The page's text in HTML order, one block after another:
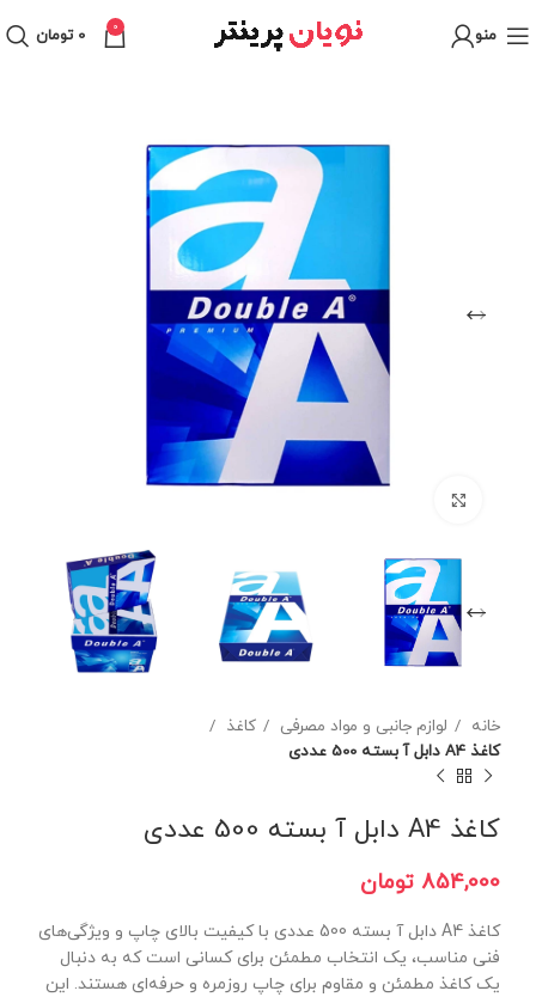
منو 0
0 تومان
خانه لوازم جانبی و مواد مصرفی
کاغذ
کاغذ A4 دابل آ بسته 500 عددی
کاغذ A4 دابل آ بسته 500 عددی
تومان
کاغذ A4 دابل آ بسته 500 عددی با کیفیت بالای چاپ و ویژگی‌های
فنی مناسب، یک انتخاب مطمئن برای کسانی است که به دنبال
یک کاغذ مطمئن و مقاوم برای چاپ روزمره و حرفه‌ای هستند. این